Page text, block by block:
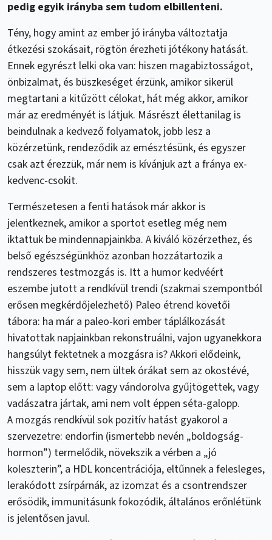
pedig egyik irányba sem tudom elbillenteni.
Tény, hogy amint az ember jó irányba változtatja
étkezési szokásait, rögtön érezheti jótékony hatását.
Ennek egyrészt lelki oka van: hiszen magabiztosságot,
önbizalmat, és büszkeséget érzünk, amikor sikerül
megtartani a kitűzött célokat, hát még akkor, amikor
már az eredményét is látjuk. Másrészt élettanilag is
beindulnak a kedvező folyamatok, jobb lesz a
közérzetünk, rendeződik az emésztésünk, és egyszer
csak azt érezzük, már nem is kívánjuk azt a fránya ex-
kedvenc-csokit.
Természetesen a fenti hatások már akkor is
jelentkeznek, amikor a sportot esetleg még nem
iktattuk be mindennapjainkba. A kiváló közérzethez, és
belső egészségünkhöz azonban hozzátartozik a
rendszeres testmozgás is. Itt a humor kedvéért
eszembe jutott a rendkívül trendi (szakmai szempontból
erősen megkérdőjelezhető) Paleo étrend követői
tábora: ha már a paleo-kori ember táplálkozását
hivatottak napjainkban rekonstruálni, vajon ugyanekkora
hangsúlyt fektetnek a mozgásra is? Akkori elődeink,
hisszük vagy sem, nem ültek órákat sem az okostévé,
sem a laptop előtt: vagy vándorolva gyűjtögettek, vagy
vadászatra jártak, ami nem volt éppen séta-galopp.
A mozgás rendkívül sok pozitív hatást gyakorol a
szervezetre: endorfin (ismertebb nevén „boldogság-
hormon”) termelődik, növekszik a vérben a „jó
koleszterin”, a HDL koncentrációja, eltűnnek a felesleges,
lerakódott zsírpárnák, az izomzat és a csontrendszer
erősödik, immunitásunk fokozódik, általános erőnlétünk
is jelentősen javul.